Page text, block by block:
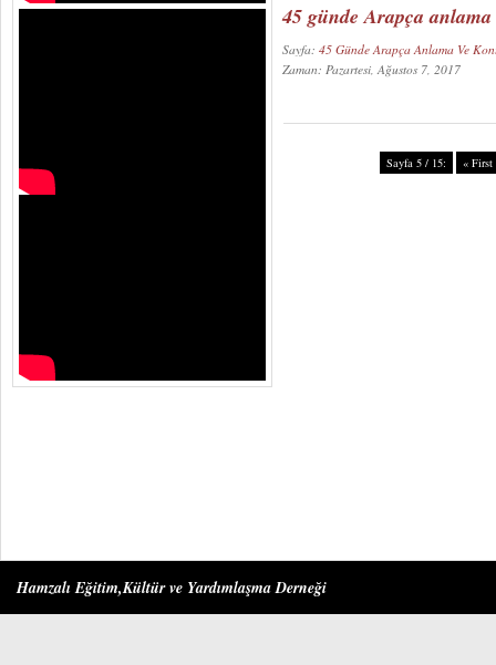
45 günde Arapça
Sayfa:45 Günde Arapça Anlama Ve
Zaman: Pazartesi, Ağustos 7, 2017
Sayfa 5 / 15: « First
Hamzalı Eğitim,Kültür ve Yardımlaşma Derneği